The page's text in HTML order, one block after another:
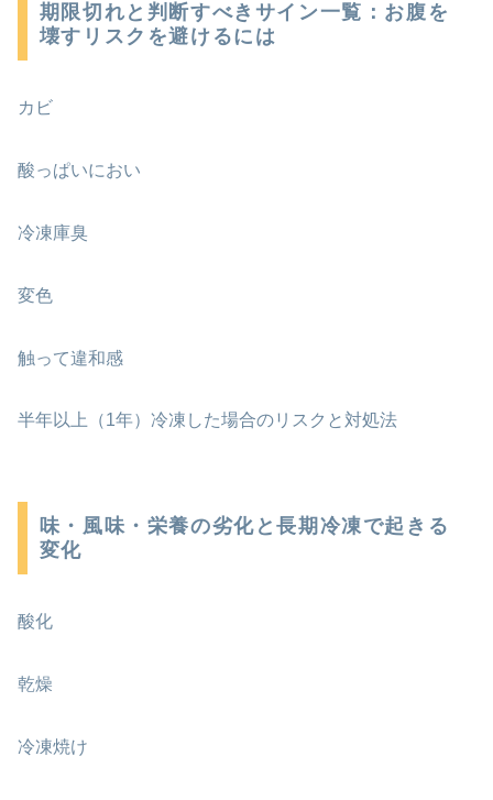
期限切れと判断すべきサイン一覧：お腹を
壊すリスクを避けるには
カビ
酸っぱいにおい
冷凍庫臭
変色
触って違和感
半年以上（1年）冷凍した場合のリスクと対処法
味・風味・栄養の劣化と長期冷凍で起きる
変化
酸化
乾燥
冷凍焼け